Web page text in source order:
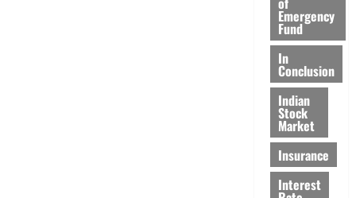
Emergency
Fund
In
Conclusion
Indian
Stock
Market
Insurance
Interest